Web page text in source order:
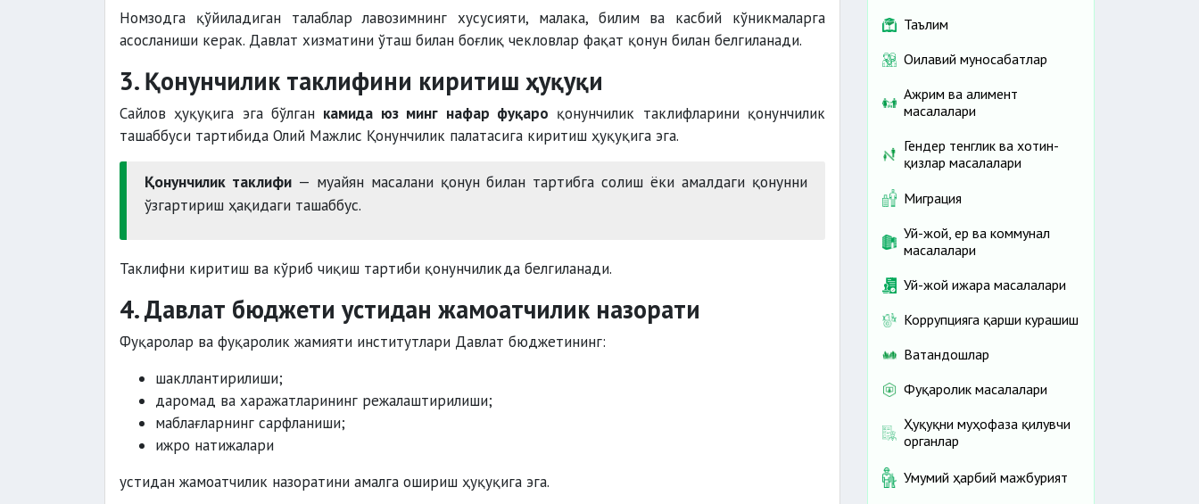
Номзодга қўйиладиган талаблар лавозимнинг хусусияти, малака, билим ва касбий кўникмаларга
асосланиши керак. Давлат хизматини ўташ билан боғлиқ чекловлар фақат қонун билан белгиланади.
3. Қонунчилик таклифини киритиш ҳуқуқи
Сайлов ҳуқуқига эга бўлган камида юз минг нафар фуқаро қонунчилик таклифларини қонунчилик
ташаббуси тартибида Олий Мажлис Қонунчилик палатасига киритиш ҳуқуқига эга.
Қонунчилик таклифи— муайян масалани қонун билан тартибга солиш ёки амалдаги қонунни
ўзгартириш ҳақидаги ташаббус.
Таклифни киритиш ва кўриб чиқиш тартиби қонунчиликда белгиланади.
4. Давлат бюджети устидан жамоатчилик назорати
Фуқаролар ва фуқаролик жамияти институтлари Давлат бюджетининг:
шакллантирилиши;
даромад ва харажатларининг режалаштирилиши;
маблағларнинг сарфланиши;
ижро натижалари
устидан жамоатчилик назоратини амалга ошириш ҳуқуқига эга.
Таълим
Оилавий муносабатлар
Ажрим ва алимент
масалалари
Гендер тенглик ва хотин-
қизлар масалалари
Миграция
Уй-жой, ер ва коммунал
масалалари
Уй-жой ижара масалалари
Коррупцияга қарши курашиш
Ватандошлар
Фуқаролик масалалари
Ҳуқуқни муҳофаза қилувчи
органлар
Умумий ҳарбий мажбурият